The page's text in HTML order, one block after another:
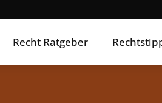
Recht Ratgeber